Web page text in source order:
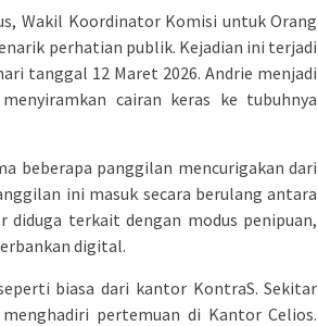
Wakil Koordinator Komisi untuk Orang
perhatian publik. Kejadian ini terjadi
tanggal 12 Maret 2026. Andrie menjadi
cairan keras ke tubuhnya
beberapa panggilan mencurigakan dari
ini masuk secara berulang antara
diduga terkait dengan modus penipuan,
digital.
biasa dari kantor KontraS. Sekitar
pertemuan di Kantor Celios.